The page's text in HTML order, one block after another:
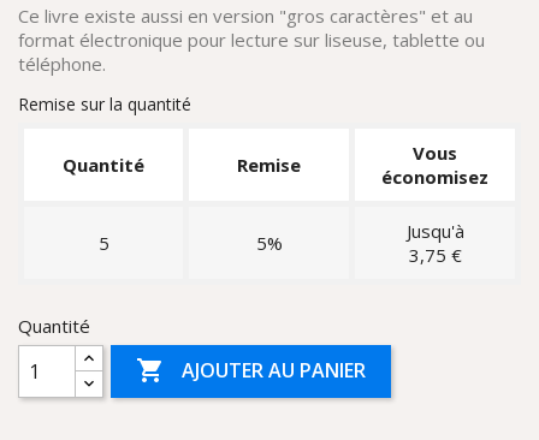
Ce livre existe aussi en version "gros caractères" et au
format électronique pour lecture sur liseuse, tablette ou
téléphone.
Remise sur la quantité
Quantité Remise
Vous
économisez
5 5%
Jusqu'à
3,75 €
Quantité
 AJOUTER AU PANIER